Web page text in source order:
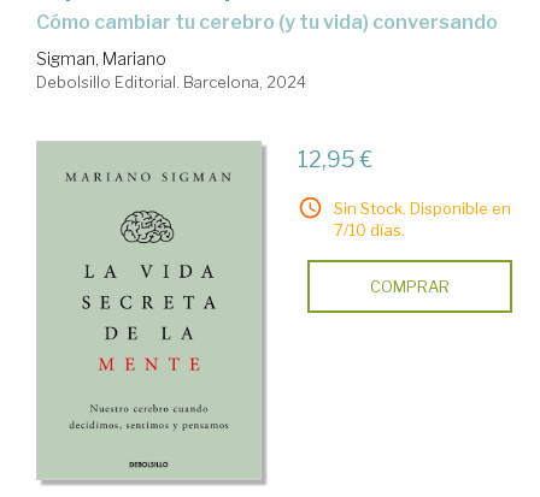
cómo cambiar tu cerebro (y tu vida) conversando
Sigman, Mariano
Debolsillo Editorial. Barcelona, 2024
12,95 €
Sin Stock. Disponible en
7/10 días.
COMPRAR